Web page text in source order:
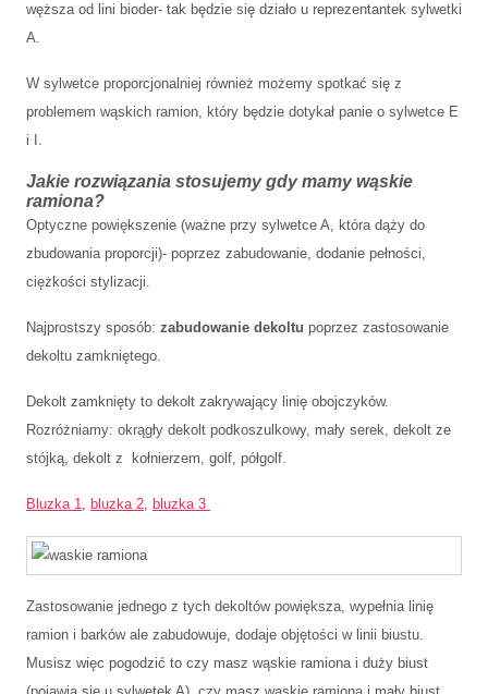
węższa od lini bioder- tak będzie się działo u reprezentantek sylwetki
A.
W sylwetce proporcjonalniej również możemy spotkać się z
problemem wąskich ramion, który będzie dotykał panie o sylwetce E
i I.
Jakie rozwiązania stosujemy gdy mamy wąskie
ramiona?
Optyczne powiększenie (ważne przy sylwetce A, która dąży do
zbudowania proporcji)- poprzez zabudowanie, dodanie pełności,
ciężkości stylizacji.
Najprostszy sposób: zabudowanie dekoltu poprzez zastosowanie
dekoltu zamkniętego.
Dekolt zamknięty to dekolt zakrywający linię obojczyków.
Rozróżniamy: okrągły dekolt podkoszulkowy, mały serek, dekolt ze
stójką, dekolt z kołnierzem, golf, półgolf.
Bluzka 1, bluzka 2, bluzka 3
Zastosowanie jednego z tych dekoltów powiększa, wypełnia linię
ramion i barków ale zabudowuje, dodaje objętości w linii biustu.
Musisz więc pogodzić to czy masz wąskie ramiona i duży biust